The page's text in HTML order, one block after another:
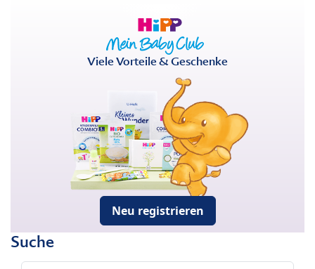
Viele Vorteile & Geschenke
Neu registrieren
Suche